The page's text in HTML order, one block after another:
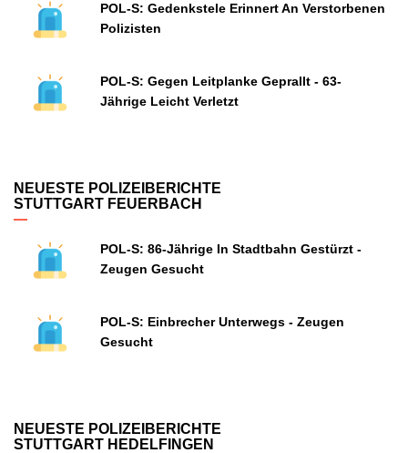
POL-S: Gedenkstele Erinnert An Verstorbenen
Polizisten
POL-S: Gegen Leitplanke Geprallt - 63-
Jährige Leicht Verletzt
NEUESTE POLIZEIBERICHTE
STUTTGART FEUERBACH
POL-S: 86-Jährige In Stadtbahn Gestürzt -
Zeugen Gesucht
POL-S: Einbrecher Unterwegs - Zeugen
Gesucht
NEUESTE POLIZEIBERICHTE
STUTTGART HEDELFINGEN